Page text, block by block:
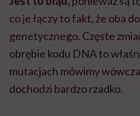
co je łączy to fakt, że oba
genetycznego. Częste
obrębie kodu DNA to
mutacjach mówimy
dochodzi bardzo rzadko.